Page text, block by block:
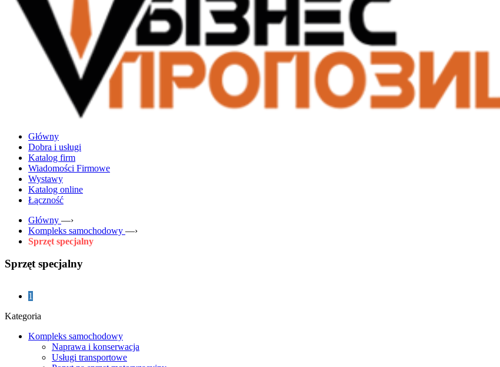
Główny
Dobra i usługi
Katalog firm
Wiadomości Firmowe
Wystawy
Katalog online
Łączność
Główny —›
Kompleks samochodowy —›
Sprzęt specjalny
Sprzęt specjalny
1
Kategoria
Kompleks samochodowy
Naprawa i konserwacja
Usługi transportowe